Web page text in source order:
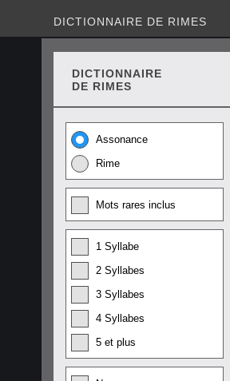
DICTIONNAIRE DE RIMES
DICTIONNAIRE
DE RIMES
Assonance
Rime
Mots rares inclus
1 Syllabe
2 Syllabes
3 Syllabes
4 Syllabes
5 et plus